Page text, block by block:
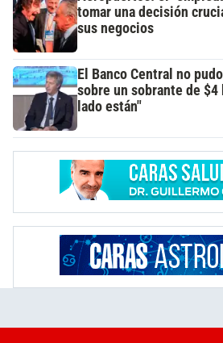
tomar una decisión
sus negocios
El Banco Central no
sobre un sobrante de
lado están"